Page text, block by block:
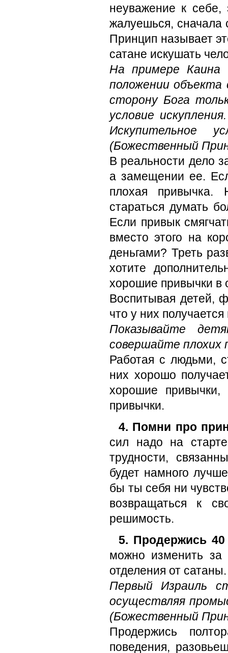
неуважение к себе,
жалуешься, сначала
Принцип называет
сатане искушать
На примере Каина
положении
сторону Бога
условие
Искупительное
(Божественный
В реальности дело
а замещении ее.
плохая привычка.
стараться думать
Если привык
вместо этого на
деньгами? Треть
хотите
хорошие привычки в
Воспитывая детей,
что у них
Показывайте
совершайте плохих
Работая с людьми,
них хорошо
хорошие
привычки.
4. Помни про
сил надо на
трудности,
будет намного
бы ты себя ни
возвращаться к
решимость.
5. Продержись
можно изменить
отделения от сатаны.
Первый Израиль
осуществляя
(Божественный
Продержись
поведения,